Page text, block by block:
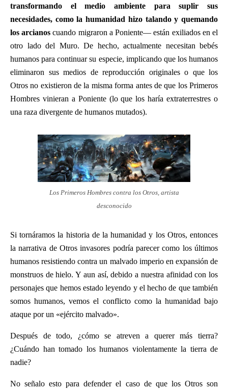
transformando el medio ambiente para suplir sus
necesidades, como la humanidad hizo talando y quemando
los arcianos cuando migraron a Poniente— están exiliados en el
otro lado del Muro. De hecho, actualmente necesitan bebés
humanos para continuar su especie, implicando que los humanos
eliminaron sus medios de reproducción originales o que los
Otros no existieron de la misma forma antes de que los Primeros
Hombres vinieran a Poniente (lo que los haría extraterrestres o
una raza divergente de humanos mutados).
Los Primeros Hombres contra los Otros, artista
desconocido
Si tornáramos la historia de la humanidad y los Otros, entonces
la narrativa de Otros invasores podría parecer como los últimos
humanos resistiendo contra un malvado imperio en expansión de
monstruos de hielo. Y aun así, debido a nuestra afinidad con los
personajes que hemos estado leyendo y el hecho de que también
somos humanos, vemos el conflicto como la humanidad bajo
ataque por un «ejército malvado».
Después de todo, ¿cómo se atreven a querer más tierra?
¿Cuándo han tomado los humanos violentamente la tierra de
nadie?
No señalo esto para defender el caso de que los Otros son